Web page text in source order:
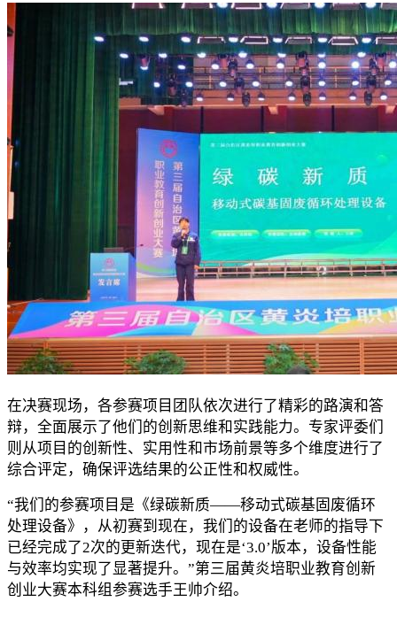
在决赛现场，各参赛项目团队依次进行了精彩的路演和答
辩，全面展示了他们的创新思维和实践能力。专家评委们
则从项目的创新性、实用性和市场前景等多个维度进行了
综合评定，确保评选结果的公正性和权威性。
“我们的参赛项目是《绿碳新质——移动式碳基固废循环
处理设备》，从初赛到现在，我们的设备在老师的指导下
已经完成了2次的更新迭代，现在是‘3.0’版本，设备性能
与效率均实现了显著提升。”第三届黄炎培职业教育创新
创业大赛本科组参赛选手王帅介绍。